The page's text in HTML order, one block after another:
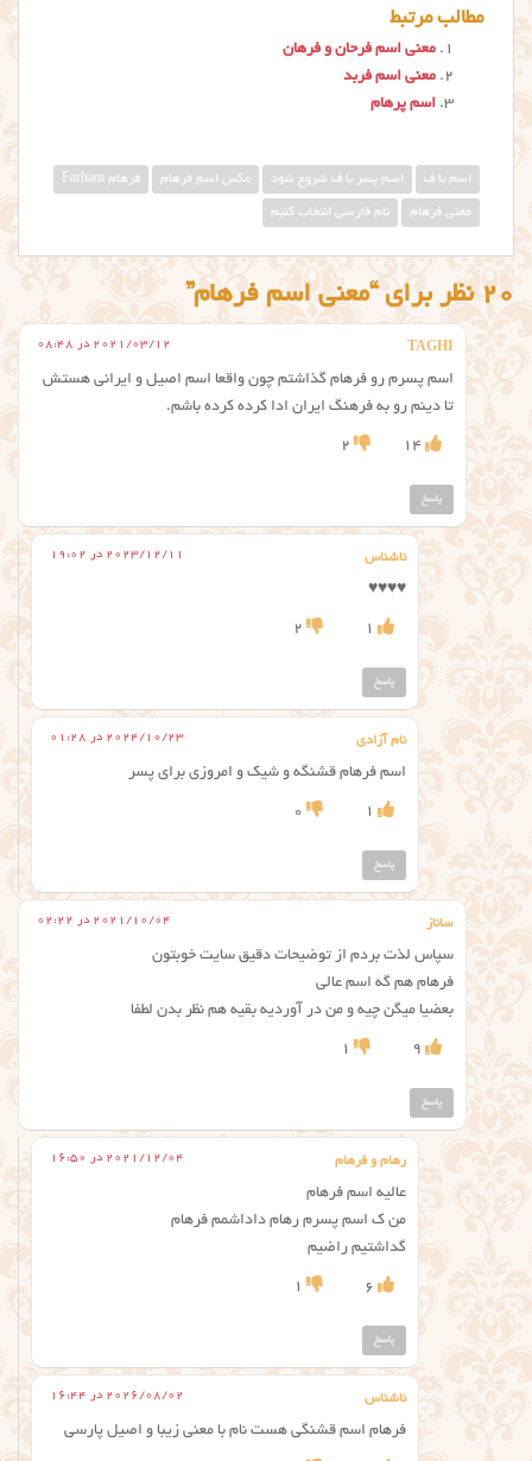
مطالب مرتبط
معنی اسم فرحان و فرهان
معنی اسم فربد
اسم پرهام
اسم با ف اسم پسر با ف شروع شود عکس اسم فرهام فرهام Farham
معنی فرهام نام فارسی انتخاب کنیم
20 نظر برای “معنی اسم فرهام”
TAGHI 2021/03/12 در 08:48
اسم پسرم رو فرهام گذاشتم چون واقعا اسم اصیل و ایرانی هستش
تا دینم رو به فرهنگ ایران ادا کرده کرده باشم.
14
2
پاسخ
ناشناس 2023/12/11 در 19:02
♥️♥️♥️♥️
1
2
پاسخ
نام آزادی 2024/10/23 در 01:28
اسم فرهام قشنگه و شیک و امروزی برای پسر
1
0
پاسخ
ساناز 2021/10/04 در 02:22
سپاس لذت بردم از توضیحات دقیق سایت خوبتون
فرهام هم گه اسم عالی
بعضیا میگن چیه و من در آوردیه بقیه هم نظر بدن لطفا
9
1
پاسخ
رهام و فرهام 2021/12/04 در 16:50
عالیه اسم فرهام
من ک اسم پسرم رهام داداشمم فرهام
گداشتیم راضیم
6
1
پاسخ
ناشناس 2026/08/02 در 16:44
فرهام اسم قشنگی هست نام با معنی زیبا و اصیل پارسی